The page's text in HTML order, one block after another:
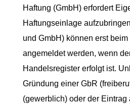
Haftung (GmbH) erfordert
Haftungseinlage
und GmbH) können erst
angemeldet werden, wenn
Handelsregister erfolgt ist.
Gründung einer GbR
(gewerblich) oder der Eintrag